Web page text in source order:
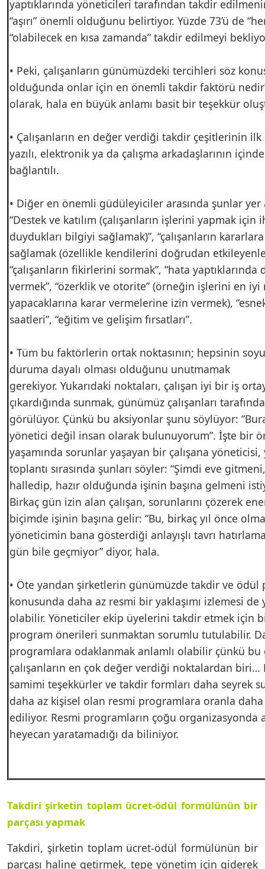
yaptıklarında yöneticileri tarafından takdir
“aşırı” önemli olduğunu belirtiyor. Yüzde 73’ü de
“olabilecek en kısa zamanda” takdir edilmeyi
• Peki, çalışanların günümüzdeki tercihleri söz
olduğunda onlar için en önemli takdir faktörü
olarak, hala en büyük anlamı basit bir teşekkür
• Çalışanların en değer verdiği takdir çeşitlerinin
yazılı, elektronik ya da çalışma arkadaşlarının
bağlantılı.
• Diğer en önemli güdüleyiciler arasında şunlar yer
“Destek ve katılım (çalışanların işlerini yapmak için
duydukları bilgiyi sağlamak)”, “çalışanların kararlara
sağlamak (özellikle kendilerini doğrudan
“çalışanların fikirlerini sormak”, “hata yaptıklarında
vermek”, “özerklik ve otorite” (örneğin işlerini en iyi
yapacaklarına karar vermelerine izin vermek),
saatleri”, “eğitim ve gelişim fırsatları”.
• Tüm bu faktörlerin ortak noktasının; hepsinin
duruma dayalı olması olduğunu unutmamak
gerekiyor. Yukarıdaki noktaları, çalışan iyi bir iş
çıkardığında sunmak, günümüz çalışanları
görülüyor. Çünkü bu aksiyonlar şunu söylüyor:
yönetici değil insan olarak bulunuyorum”. İşte bir
yaşamında sorunlar yaşayan bir çalışana yöneticisi,
toplantı sırasında şunları söyler: “Şimdi eve
halledip, hazır olduğunda işinin başına gelmeni
Birkaç gün izin alan çalışan, sorunlarını çözerek
biçimde işinin başına gelir: “Bu, birkaç yıl önce
yöneticimin bana gösterdiği anlayışlı tavrı
gün bile geçmiyor” diyor, hala.
• Öte yandan şirketlerin günümüzde takdir ve ödül
konusunda daha az resmi bir yaklaşımı izlemesi de
olabilir. Yöneticiler ekip üyelerini takdir etmek için
program önerileri sunmaktan sorumlu tutulabilir.
programlara odaklanmak anlamlı olabilir çünkü bu
çalışanların en çok değer verdiği noktalardan biri…
samimi teşekkürler ve takdir formları daha seyrek
daha az kişisel olan resmi programlara oranla
ediliyor. Resmi programların çoğu organizasyonda
heyecan yaratamadığı da biliniyor.
Takdiri şirketin toplam ücret-ödül formülünün bir
parçası yapmak
Takdiri, şirketin toplam ücret-ödül formülünün bir
parçası haline getirmek, tepe yönetim için giderek